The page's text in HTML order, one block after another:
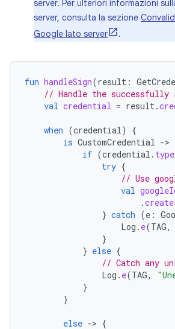
server. Per ulteriori informazioni
server, consulta la sezione
Google lato server
.
fun handleSign(result :
// Handle the
val credential = result.
when (credential)
{
is CustomCredential ->
if (credential . type
try {
// Use
val
.
} catch (e :
Log . e(TAG,
}
} else {
// Catch any
Log . e(TAG,
}
}
else -> {